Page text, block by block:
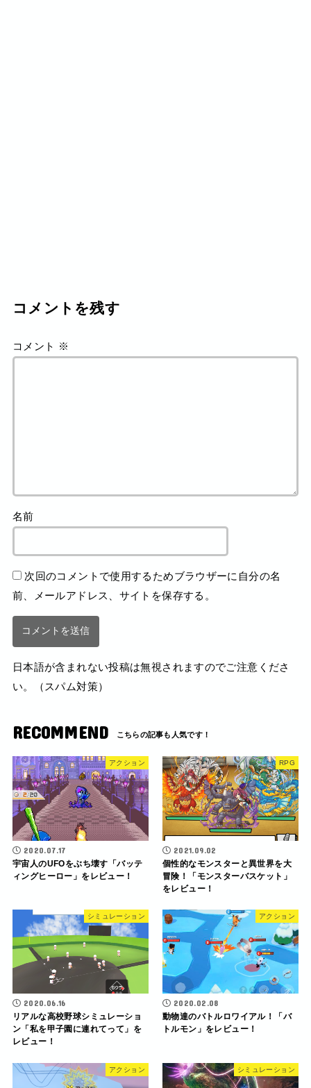
コメントを残す
コメント ※
名前
次回のコメントで使用するためブラウザーに自分の名
前、メールアドレス、サイトを保存する。
日本語が含まれない投稿は無視されますのでご注意くださ
い。（スパム対策）
RECOMMEND
アクション
2020.07.17
宇宙人のUFOをぶち壊す「バッテ
ィングヒーロー」をレビュー！
RPG
2021.09.02
個性的なモンスターと異世界を大
冒険！「モンスターバスケット」
をレビュー！
シミュレーション
2020.06.16
リアルな高校野球シミュレーショ
ン「私を甲子園に連れてって」を
レビュー！
アクション
2020.02.08
動物達のバトルロワイアル！「バ
トルモン」をレビュー！
アクション シミュレーション